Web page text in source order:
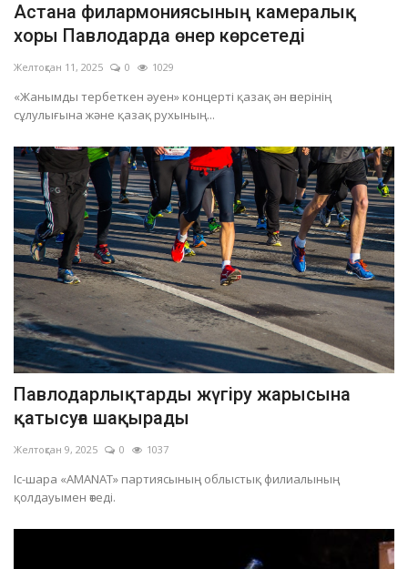
Астана филармониясының камералық
хоры Павлодарда өнер көрсетеді
Желтоқсан 11, 2025 0 1029
«Жанымды тербеткен әуен» концерті қазақ ән өнерінің
сұлулығына және қазақ рухының...
Павлодарлықтарды жүгіру жарысына
қатысуға шақырады
Желтоқсан 9, 2025 0 1037
Іс-шара «AMANAT» партиясының облыстық филиалының
қолдауымен өтеді.